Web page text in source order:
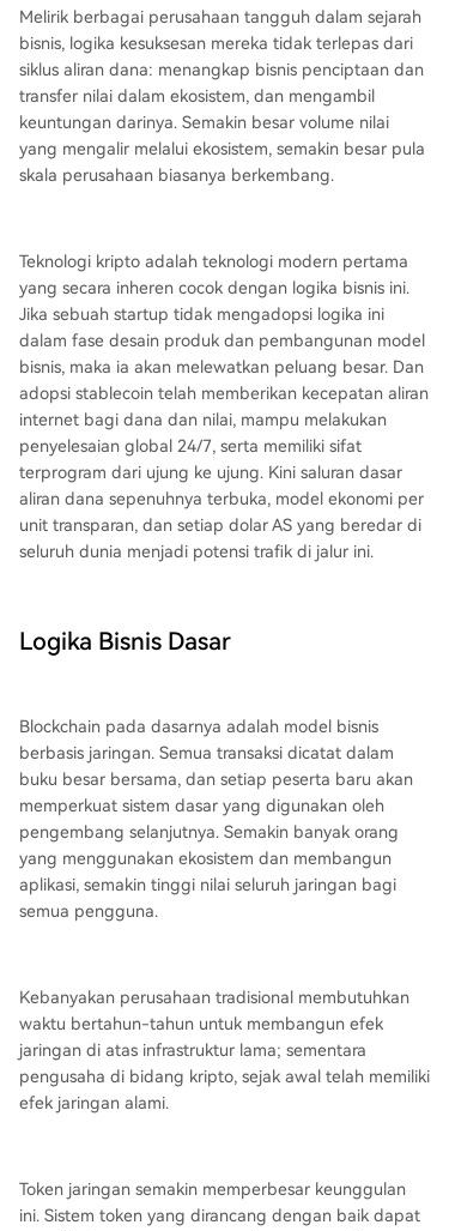
ng dengan menempati posisi sentral dalam alira
n perhatian dan perdagangan. Model bisnis yan
g menggabungkan aliran uang dengan efek jari
ngan adalah salah satu yang paling kuat. Sektor
keuangan tradisional penuh dengan "peluang" i
ni, karena banyak layanan (pembayaran, penitip
an aset, transfer lintas batas) mengenakan biay
a yang dapat diprogram, instan, dan global yan
g secara radikal mengurangi...
Melirik berbagai perusahaan tangguh dalam sejarah
bisnis, logika kesuksesan mereka tidak terlepas dari
siklus aliran dana: menangkap bisnis penciptaan dan
transfer nilai dalam ekosistem, dan mengambil
keuntungan darinya. Semakin besar volume nilai
yang mengalir melalui ekosistem, semakin besar pula
skala perusahaan biasanya berkembang.
Teknologi kripto adalah teknologi modern pertama
yang secara inheren cocok dengan logika bisnis ini.
Jika sebuah startup tidak mengadopsi logika ini
dalam fase desain produk dan pembangunan model
bisnis, maka ia akan melewatkan peluang besar. Dan
adopsi stablecoin telah memberikan kecepatan aliran
internet bagi dana dan nilai, mampu melakukan
penyelesaian global 24/7, serta memiliki sifat
terprogram dari ujung ke ujung. Kini saluran dasar
aliran dana sepenuhnya terbuka, model ekonomi per
unit transparan, dan setiap dolar AS yang beredar di
seluruh dunia menjadi potensi trafik di jalur ini.
Logika Bisnis Dasar
Blockchain pada dasarnya adalah model bisnis
berbasis jaringan. Semua transaksi dicatat dalam
buku besar bersama, dan setiap peserta baru akan
memperkuat sistem dasar yang digunakan oleh
pengembang selanjutnya. Semakin banyak orang
yang menggunakan ekosistem dan membangun
aplikasi, semakin tinggi nilai seluruh jaringan bagi
semua pengguna.
Kebanyakan perusahaan tradisional membutuhkan
waktu bertahun-tahun untuk membangun efek
jaringan di atas infrastruktur lama; sementara
pengusaha di bidang kripto, sejak awal telah memiliki
efek jaringan alami.
Token jaringan semakin memperbesar keunggulan
ini. Sistem token yang dirancang dengan baik dapat